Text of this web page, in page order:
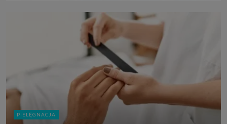
PIELĘGNACJA